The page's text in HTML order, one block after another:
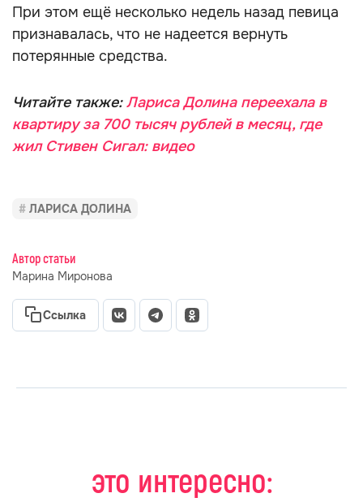
При этом ещё несколько недель назад певица
признавалась, что не надеется вернуть
потерянные средства.
Читайте также:Лариса Долина переехала в
квартиру за 700 тысяч рублей в месяц, где
жил Стивен Сигал: видео
ЛАРИСА ДОЛИНА
Автор статьи
Марина Миронова
Ссылка
это интересно: